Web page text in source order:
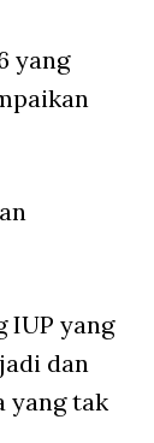
yang
IUP yang
dan
yang tak